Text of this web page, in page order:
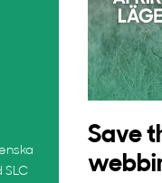
Save